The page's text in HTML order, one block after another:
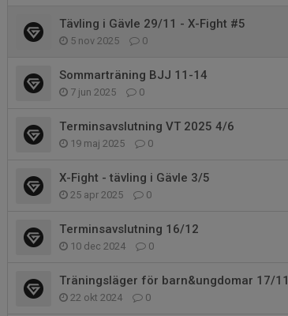
Tävling i Gävle 29/11 - X-Fight #5
5 nov 2025 0
Sommarträning BJJ 11-14
7 jun 2025 0
Terminsavslutning VT 2025 4/6
19 maj 2025 0
X-Fight - tävling i Gävle 3/5
25 apr 2025 0
Terminsavslutning 16/12
10 dec 2024 0
Träningsläger för barn&ungdomar 17/11
22 okt 2024 0